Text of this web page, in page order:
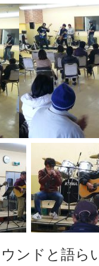
ンドと語ら